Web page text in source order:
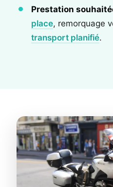
Prestation
place, remorquage
transport planifié.